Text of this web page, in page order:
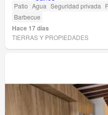
Patio Agua Seguridad privada
Barbecue
Hace 17 días
TIERRAS Y PROPIEDADES